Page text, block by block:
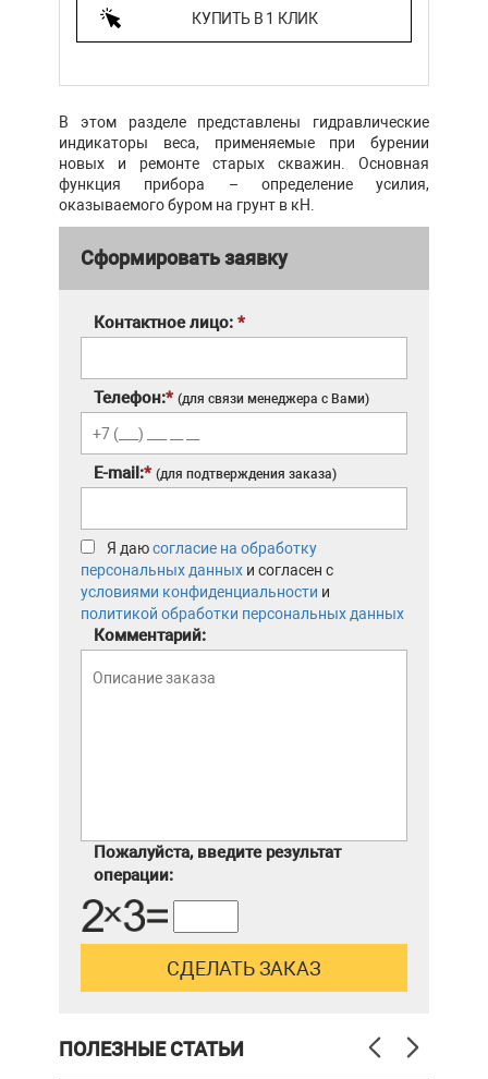
КУПИТЬ В 1 КЛИК
В этом разделе представлены гидравлические
индикаторы веса, применяемые при бурении
новых и ремонте старых скважин. Основная
функция прибора – определение усилия,
оказываемого буром на грунт в кН.
Сформировать заявку
Контактное лицо: *
Телефон:* (для связи менеджера с Вами)
E-mail:* (для подтверждения заказа)
Я даюсогласие на обработку
персональных данных и согласен с
условиями конфиденциальности и
политикой обработки персональных данных
Комментарий:
Пожалуйста, введите результат
операции:
ПОЛЕЗНЫЕ СТАТЬИ